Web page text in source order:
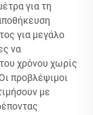
για τη
για μεγάλο
να
χρόνου χωρίς
προβλέψιμοι
με